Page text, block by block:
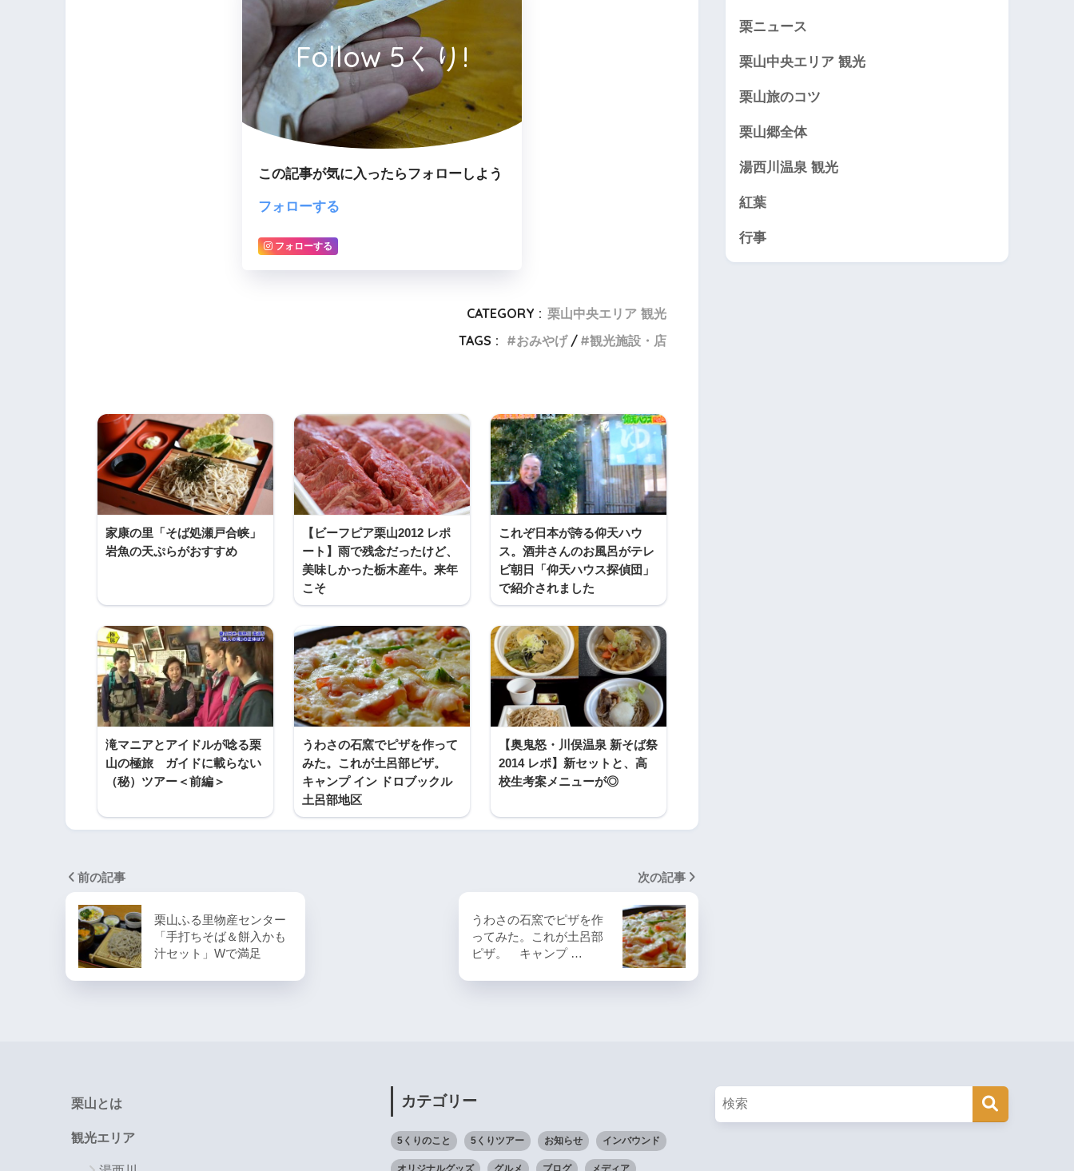
Follow 5くり!
この記事が気に入ったらフォローしよう
フォローする
フォローする
CATEGORY : 栗山中央エリア 観光
TAGS :
おみやげ 観光施設・店
家康の里「そば処瀬戸合峡」
岩魚の天ぷらがおすすめ
【ビーフピア栗山2012 レポ
ート】雨で残念だったけど、
美味しかった栃木産牛。来年
こそ
これぞ日本が誇る仰天ハウ
ス。酒井さんのお風呂がテレ
ビ朝日「仰天ハウス探偵団」
で紹介されました
滝マニアとアイドルが唸る栗
山の極旅 ガイドに載らない
（秘）ツアー＜前編＞
うわさの石窯でピザを作って
みた。これが土呂部ピザ。
キャンプ イン ドロブックル
土呂部地区
【奥鬼怒・川俣温泉 新そば祭
2014 レポ】新セットと、高
校生考案メニューが◎
前の記事
栗山ふる里物産センター
「手打ちそば＆餅入かも
汁セット」Wで満足
次の記事
うわさの石窯でピザを作
ってみた。これが土呂部
ピザ。 キャンプ …
栗ニュース
栗山中央エリア 観光
栗山旅のコツ
栗山郷全体
湯西川温泉 観光
紅葉
行事
栗山とは
観光エリア
カテゴリー
5くりのこと 5くりツアー お知らせ インバウンド